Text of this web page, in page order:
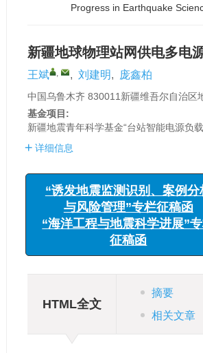
Progress in Earthquake
新疆地球物理站网供电多电
王斌 , , 刘建明, 庞鑫柏
中国乌鲁木齐 830011新疆维吾尔自治区
基金项目:
新疆地震青年科学基金“台站智能电源负
详细信息
Feasibility analysis of
Xinjiang geophysical
Wang Bin , , Liu JianMing, Pang
Xinjiang Uygur Autonomous Region
HTML全文
摘要
相关文章
“海洋工程与地震科学
征稿函